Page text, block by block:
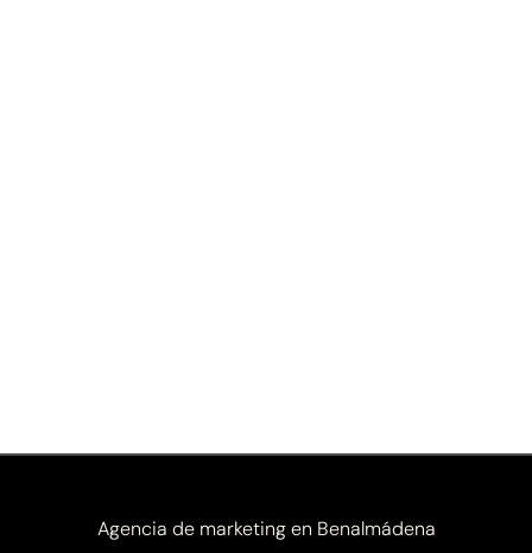
Agencia de marketing en Benalmádena